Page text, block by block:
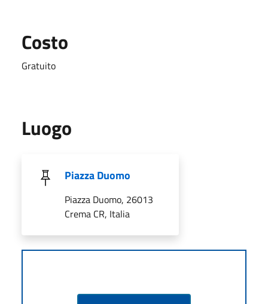
Costo
Gratuito
Luogo
Piazza Duomo
Piazza Duomo, 26013
Crema CR, Italia